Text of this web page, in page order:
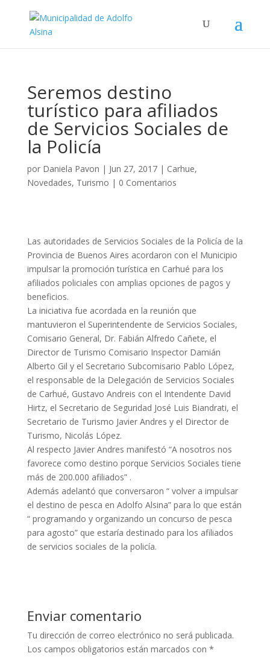
Seremos destino
turístico para afiliados
de Servicios Sociales de
la Policía
por Daniela Pavon | Jun 27, 2017| Carhue,
Novedades, Turismo | 0 Comentarios
Las autoridades de Servicios Sociales de la Policía de la
Provincia de Buenos Aires acordaron con el Municipio
impulsar la promoción turística en Carhué para los
afiliados policiales con amplias opciones de pagos y
beneficios.
La iniciativa fue acordada en la reunión que
mantuvieron el Superintendente de Servicios Sociales,
Comisario General, Dr. Fabián Alfredo Cañete, el
Director de Turismo Comisario Inspector Damián
Alberto Gil y el Secretario Subcomisario Pablo López,
el responsable de la Delegación de Servicios Sociales
de Carhué, Gustavo Andreis con el Intendente David
Hirtz, el Secretario de Seguridad José Luis Biandrati, el
Secretario de Turismo Javier Andres y el Director de
Turismo, Nicolás López.
Al respecto Javier Andres manifestó “A nosotros nos
favorece como destino porque Servicios Sociales tiene
más de 200.000 afiliados” .
Además adelantó que conversaron “ volver a impulsar
el destino de pesca en Adolfo Alsina” para lo que están
“ programando y organizando un concurso de pesca
para agosto” que estaría destinado para los afiliados
de servicios sociales de la policía.
Enviar comentario
Tu dirección de correo electrónico no será publicada.
Los campos obligatorios están marcados con *